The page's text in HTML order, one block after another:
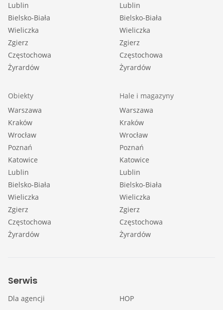
Lublin
Bielsko-Biała
Wieliczka
Zgierz
Częstochowa
Żyrardów
Lublin
Bielsko-Biała
Wieliczka
Zgierz
Częstochowa
Żyrardów
Obiekty
Warszawa
Kraków
Wrocław
Poznań
Katowice
Lublin
Bielsko-Biała
Wieliczka
Zgierz
Częstochowa
Żyrardów
Hale i magazyny
Warszawa
Kraków
Wrocław
Poznań
Katowice
Lublin
Bielsko-Biała
Wieliczka
Zgierz
Częstochowa
Żyrardów
Serwis
Dla agencji HOP